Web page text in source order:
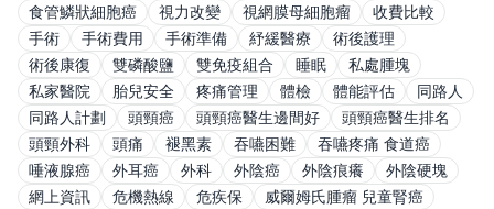
食管鱗狀細胞癌
視力改變 視網膜母細胞瘤
收費比較
手術
手術費用 手術準備 紓緩醫療
術後護理
術後康復
雙磷酸鹽 雙免疫組合 睡眠
私處腫塊
私家醫院
胎兒安全 疼痛管理 體檢 體能評估
同路人
同路人計劃
頭頸癌 頭頸癌醫生邊間好
頭頸癌醫生排名
頭頸外科
頭痛 褪黑素 吞嚥困難
吞嚥疼痛 食道癌
唾液腺癌
外耳癌 外科 外陰癌 外陰痕癢
外陰硬塊
網上資訊
危機熱線 危疾保
威爾姆氏腫瘤 兒童腎癌